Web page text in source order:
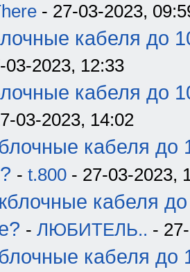
- 27-03-2023,
кабеля до
03-2023, 12:33
кабеля до
03-2023, 14:02
кабеля до
- t.800 - 27-03-2023,
кабеля до
- ЛЮБИТЕЛЬ.. -
кабеля до